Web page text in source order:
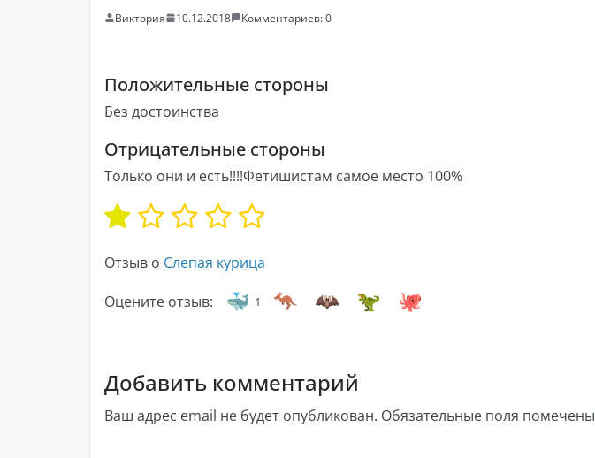
Виктория 10.12.2018 Комментариев: 0
Положительные стороны
Без достоинства
Отрицательные стороны
Только они и есть!!!!Фетишистам самое место 100%
Отзыв о Слепая курица
Оцените отзыв:
1
Добавить комментарий
Ваш адрес email не будет опубликован. Обязательные поля помечены